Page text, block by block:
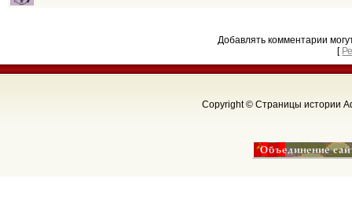
Добавлять комментарии
[
Copyright © Страницы истории